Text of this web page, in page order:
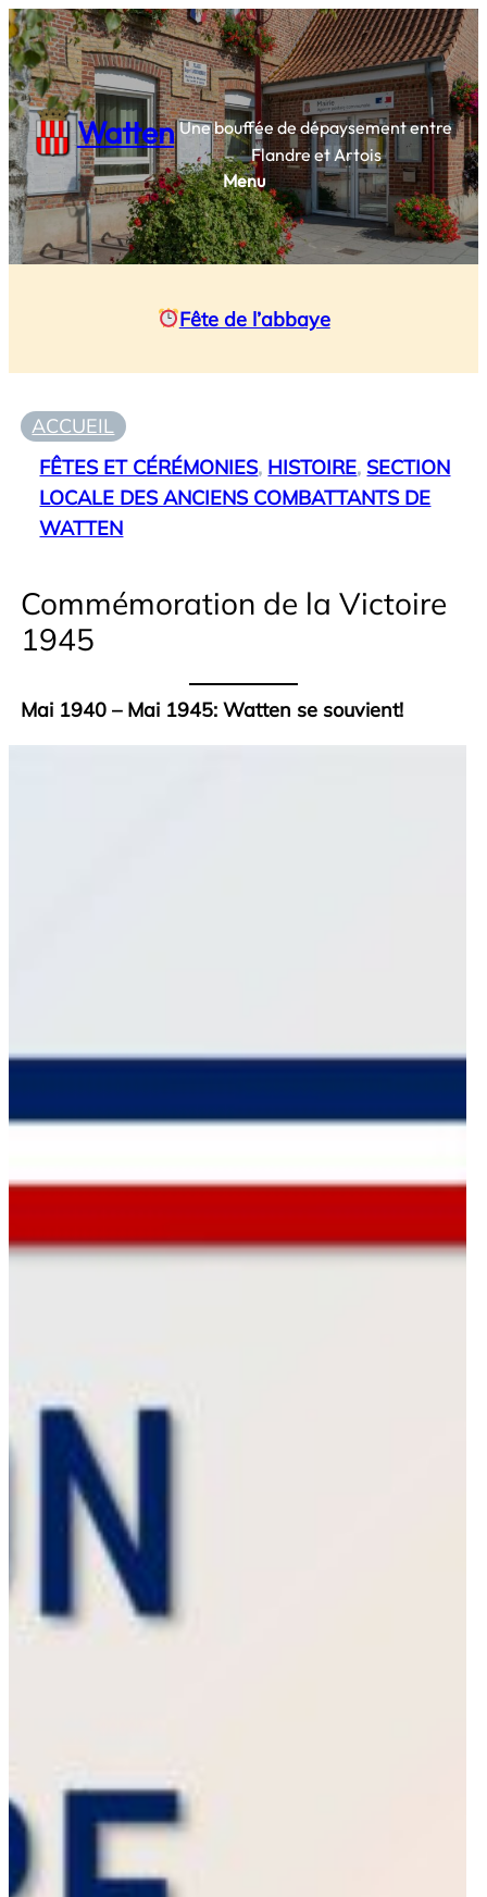
Watten Une bouffée de dépaysement entre
Flandre et Artois
Menu
Fête de l’abbaye
ACCUEIL
FÊTES ET CÉRÉMONIES, HISTOIRE, SECTION
LOCALE DES ANCIENS COMBATTANTS DE
WATTEN
Commémoration de la Victoire
1945
Mai 1940 – Mai 1945: Watten se souvient!